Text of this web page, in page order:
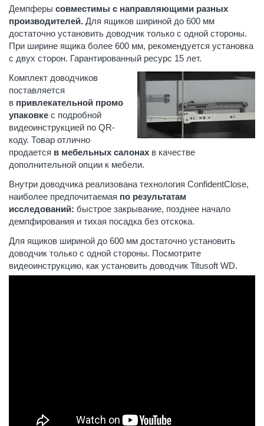
Демпферы совместимы с направляющими разных
производителей. Для ящиков шириной до 600 мм
достаточно установить доводчик только с одной стороны.
При ширине ящика более 600 мм, рекомендуется установка
с двух сторон. Гарантированный ресурс 15 лет.
Комплект доводчиков
поставляется
в привлекательной промо
упаковке с подробной
видеоинструкцией по QR-
коду. Товар отлично
продается в мебельных салонах в качестве
дополнительной опции к мебели.
Внутри доводчика реализована технология ConfidentClose,
наиболее предпочитаемая по результатам
исследований: быстрое закрывание, позднее начало
демпфирования и тихая посадка без отскока.
Для ящиков шириной до 600 мм достаточно установить
доводчик только с одной стороны. Посмотрите
видеоинструкцию, как установить доводчик Titusoft WD.